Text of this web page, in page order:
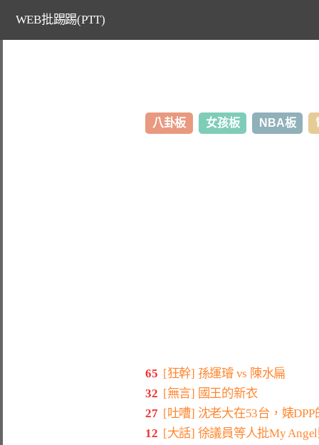
WEB批踢踢(PTT)
八卦板 女孩板 NBA板
65 [狂幹] 孫運璿 vs 陳水扁
32 [無言] 國王的新衣
27 [吐嘈] 沈老大在53台，婊
12 [大話] 徐議員等人批My